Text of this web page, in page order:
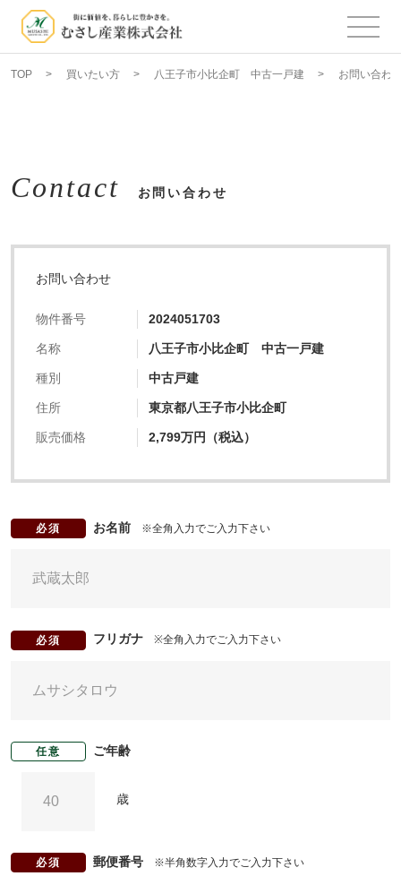
TOP 買いたい方 八王子市小比企町 中古一戸建 お問い合わ
Contact お問い合わせ
お問い合わせ
物件番号 2024051703
名称 八王子市小比企町 中古一戸建
種別 中古戸建
住所 東京都八王子市小比企町
販売価格 2,799万円（税込）
必須 お名前 ※全角入力でご入力下さい
必須 フリガナ ※全角入力でご入力下さい
任意 ご年齢
歳
必須 郵便番号 ※半角数字入力でご入力下さい